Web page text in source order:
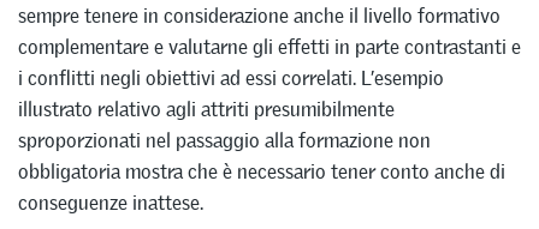
sempre tenere in considerazione anche il livello formativo
complementare e valutarne gli effetti in parte contrastanti e
i conflitti negli obiettivi ad essi correlati. L’esempio
illustrato relativo agli attriti presumibilmente
sproporzionati nel passaggio alla formazione non
obbligatoria mostra che è necessario tener conto anche di
conseguenze inattese.